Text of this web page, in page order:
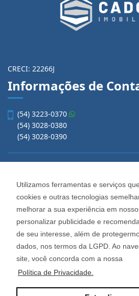
Utilizamos ferramentas e serviços
cookies e outras tecnologias
melhorar a sua experiência em
personalizar publicidade e
de seu interesse, além de
dados, nos termos da LGPD. Ao
site, você concorda com a nossa
Política de Privacidade.
CRECI: 22266J
Informações de
(54) 3223-0370
(54) 3028-0380
(54) 3028-0390
Imobiliária Cadore
Rua Os Dezoito do Forte, 1622,
Caxias do Sul - Rio Grande do Sul
Horário de Atendimento
De segunda a sexta-feira
Das 08:30 às 12:00 e das 13:30 às